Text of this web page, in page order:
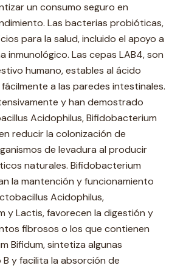
un consumo seguro en
Las bacterias probióticas,
para la salud, incluido el apoyo a
inmunológico. Las cepas LAB4, son
humano, estables al ácido
a las paredes intestinales.
y han demostrado
Acidophilus, Bifidobacterium
reducir la colonización de
de levadura al producir
naturales. Bifidobacterium
la mantención y funcionamiento
Acidophilus,
y Lactis, favorecen la digestión y
fibrosos o los que contienen
Bifidum, sintetiza algunas
y facilita la absorción de